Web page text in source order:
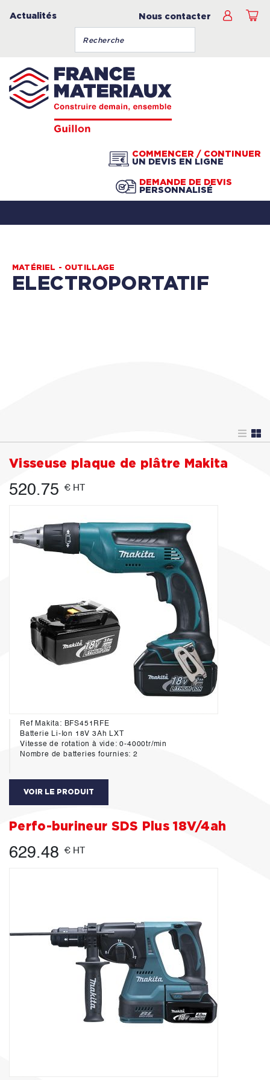
Actualités Nous contacter
COMMENCER / CONTINUER
UN DEVIS EN LIGNE
DEMANDE DE DEVIS
PERSONNALISÉ
MATÉRIEL - OUTILLAGE
ELECTROPORTATIF
Visseuse plaque de plâtre Makita
520.75 € HT
Ref Makita: BFS451RFE
Batterie Li-Ion 18V 3Ah LXT
Vitesse de rotation à vide: 0-4000tr/min
Nombre de batteries fournies: 2
VOIR LE PRODUIT
Perfo-burineur SDS Plus 18V/4ah
629.48 € HT